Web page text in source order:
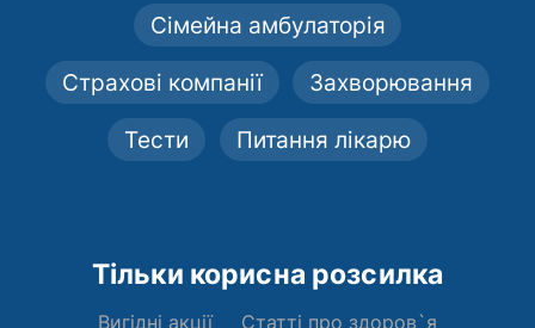
Сімейна амбулаторія
Страхові компанії Захворювання
Тести Питання лікарю
Тільки корисна розсилка
Вигідні акції Статті про здоров`я